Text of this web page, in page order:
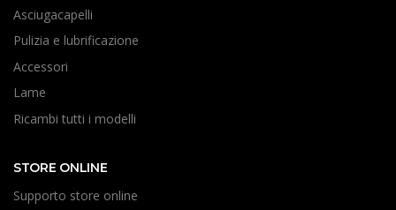
Asciugacapelli
Pulizia e lubrificazione
Accessori
Lame
Ricambi tutti i modelli
STORE ONLINE
Supporto store online